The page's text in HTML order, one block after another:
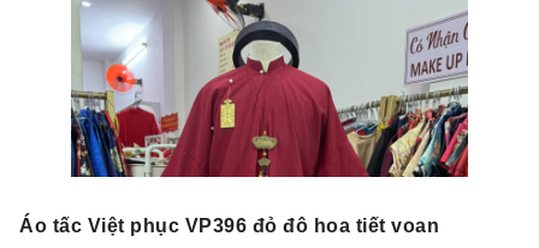
Áo tấc Việt phục VP396 đỏ đô hoa tiết voan